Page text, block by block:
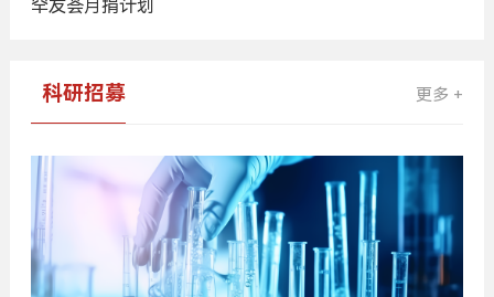
罕友荟月捐计划
科研招募 更多 +